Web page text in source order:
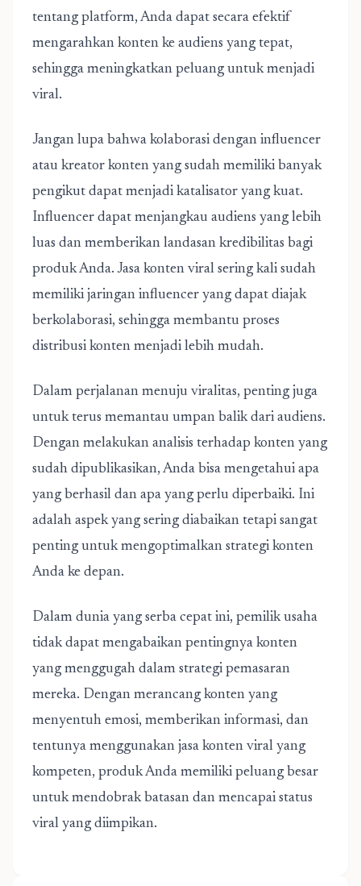
tentang platform, Anda dapat secara efektif
mengarahkan konten ke audiens yang tepat,
sehingga meningkatkan peluang untuk menjadi
viral.
Jangan lupa bahwa kolaborasi dengan influencer
atau kreator konten yang sudah memiliki banyak
pengikut dapat menjadi katalisator yang kuat.
Influencer dapat menjangkau audiens yang lebih
luas dan memberikan landasan kredibilitas bagi
produk Anda. Jasa konten viral sering kali sudah
memiliki jaringan influencer yang dapat diajak
berkolaborasi, sehingga membantu proses
distribusi konten menjadi lebih mudah.
Dalam perjalanan menuju viralitas, penting juga
untuk terus memantau umpan balik dari audiens.
Dengan melakukan analisis terhadap konten yang
sudah dipublikasikan, Anda bisa mengetahui apa
yang berhasil dan apa yang perlu diperbaiki. Ini
adalah aspek yang sering diabaikan tetapi sangat
penting untuk mengoptimalkan strategi konten
Anda ke depan.
Dalam dunia yang serba cepat ini, pemilik usaha
tidak dapat mengabaikan pentingnya konten
yang menggugah dalam strategi pemasaran
mereka. Dengan merancang konten yang
menyentuh emosi, memberikan informasi, dan
tentunya menggunakan jasa konten viral yang
kompeten, produk Anda memiliki peluang besar
untuk mendobrak batasan dan mencapai status
viral yang diimpikan.